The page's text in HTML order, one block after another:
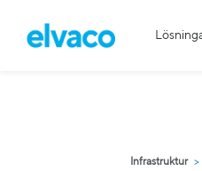
Infrastruktur